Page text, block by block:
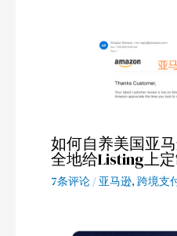
如何自养美国亚
全地给Listing上
7条评论 /亚马逊,跨境支